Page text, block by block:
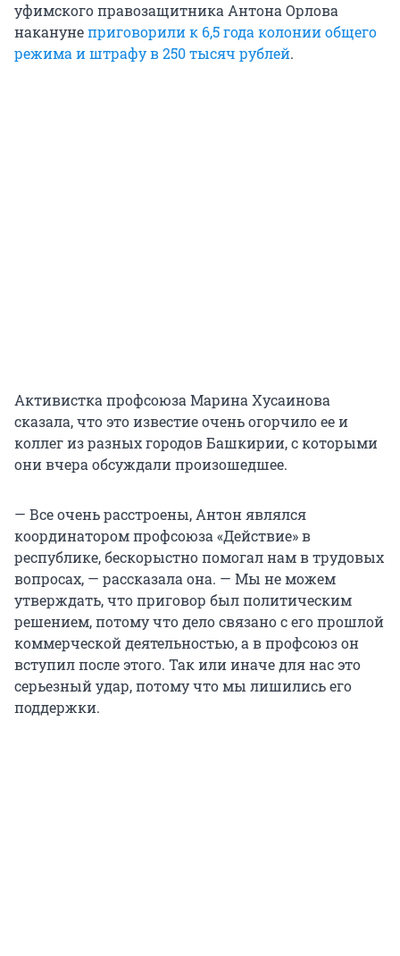
уфимского правозащитника Антона Орлова
наканунеприговорили к 6,5 года колонии общего
режима и штрафу в 250 тысяч рублей.
Активистка профсоюза Марина Хусаинова
сказала, что это известие очень огорчило ее и
коллег из разных городов Башкирии, с которыми
они вчера обсуждали произошедшее.
— Все очень расстроены, Антон являлся
координатором профсоюза «Действие» в
республике, бескорыстно помогал нам в трудовых
вопросах, — рассказала она. — Мы не можем
утверждать, что приговор был политическим
решением, потому что дело связано с его прошлой
коммерческой деятельностью, а в профсоюз он
вступил после этого. Так или иначе для нас это
серьезный удар, потому что мы лишились его
поддержки.